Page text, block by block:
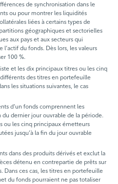
de synchronisation dans le
ou pour montrer les liquidités
liées à certains types de
géographiques et sectorielles
aux pays et aux secteurs qui
du fonds. Dès lors, les valeurs
100 %.
et les dix principaux titres ou les cinq
des titres en portefeuille
les situations suivantes, le cas
d’un fonds comprennent les
du dernier jour ouvrable de la période.
ou les cinq principaux émetteurs
jusqu’à la fin du jour ouvrable
dans des produits dérivés et exclut la
détenu en contrepartie de prêts sur
Dans ces cas, les titres en portefeuille
du fonds pourraient ne pas totaliser